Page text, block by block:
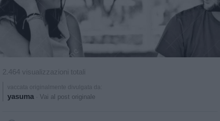
2.464 visualizzazioni totali
vaccata originalmente divulgata da:
yasuma Vai al post originale